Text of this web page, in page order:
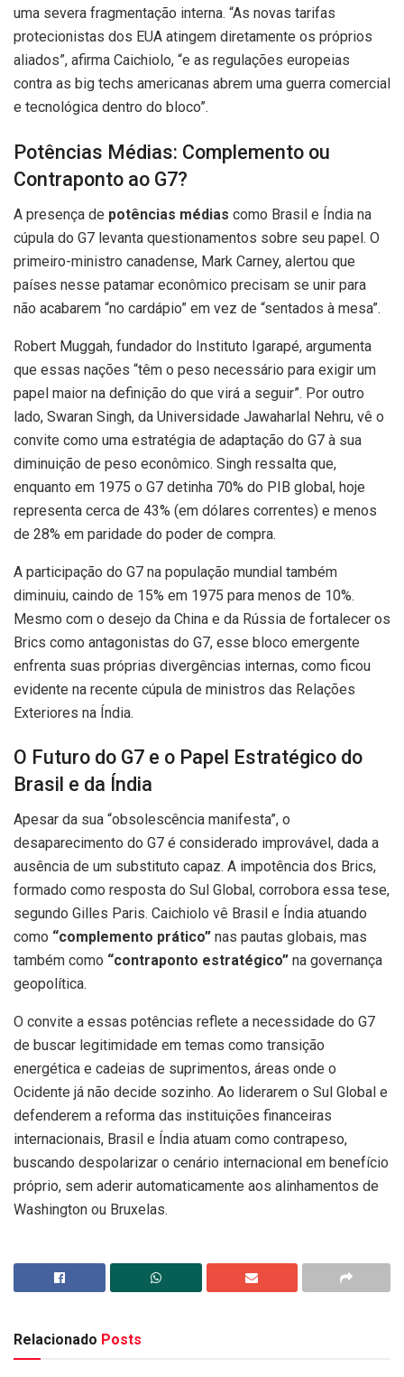
uma severa fragmentação interna. “As novas tarifas
protecionistas dos EUA atingem diretamente os próprios
aliados”, afirma Caichiolo, “e as regulações europeias
contra as big techs americanas abrem uma guerra comercial
e tecnológica dentro do bloco”.
Potências Médias: Complemento ou
Contraponto ao G7?
A presença de potências médias como Brasil e Índia na
cúpula do G7 levanta questionamentos sobre seu papel. O
primeiro-ministro canadense, Mark Carney, alertou que
países nesse patamar econômico precisam se unir para
não acabarem “no cardápio” em vez de “sentados à mesa”.
Robert Muggah, fundador do Instituto Igarapé, argumenta
que essas nações “têm o peso necessário para exigir um
papel maior na definição do que virá a seguir”. Por outro
lado, Swaran Singh, da Universidade Jawaharlal Nehru, vê o
convite como uma estratégia de adaptação do G7 à sua
diminuição de peso econômico. Singh ressalta que,
enquanto em 1975 o G7 detinha 70% do PIB global, hoje
representa cerca de 43% (em dólares correntes) e menos
de 28% em paridade do poder de compra.
A participação do G7 na população mundial também
diminuiu, caindo de 15% em 1975 para menos de 10%.
Mesmo com o desejo da China e da Rússia de fortalecer os
Brics como antagonistas do G7, esse bloco emergente
enfrenta suas próprias divergências internas, como ficou
evidente na recente cúpula de ministros das Relações
Exteriores na Índia.
O Futuro do G7 e o Papel Estratégico do
Brasil e da Índia
Apesar da sua “obsolescência manifesta”, o
desaparecimento do G7 é considerado improvável, dada a
ausência de um substituto capaz. A impotência dos Brics,
formado como resposta do Sul Global, corrobora essa tese,
segundo Gilles Paris. Caichiolo vê Brasil e Índia atuando
como “complemento prático” nas pautas globais, mas
também como “contraponto estratégico” na governança
geopolítica.
O convite a essas potências reflete a necessidade do G7
de buscar legitimidade em temas como transição
energética e cadeias de suprimentos, áreas onde o
Ocidente já não decide sozinho. Ao liderarem o Sul Global e
defenderem a reforma das instituições financeiras
internacionais, Brasil e Índia atuam como contrapeso,
buscando despolarizar o cenário internacional em benefício
próprio, sem aderir automaticamente aos alinhamentos de
Washington ou Bruxelas.
Relacionado Posts